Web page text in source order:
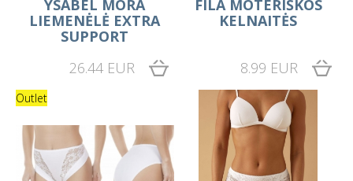
YSABEL MORA
LIEMENĖLĖ EXTRA
SUPPORT
26.44 EUR
FILA MOTERIŠKOS
KELNAITĖS
8.99 EUR
Outlet